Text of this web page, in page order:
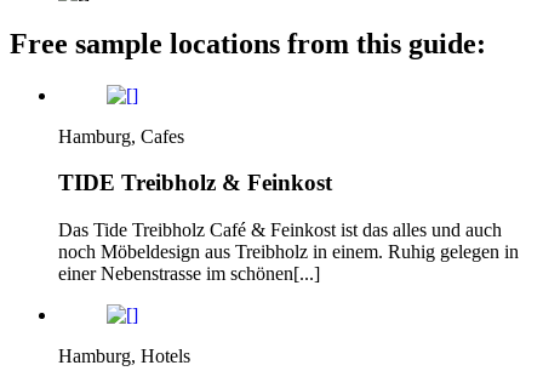
Free sample locations from this guide:
Hamburg, Cafes
TIDE Treibholz & Feinkost
Das Tide Treibholz Café & Feinkost ist das alles und auch
noch Möbeldesign aus Treibholz in einem. Ruhig gelegen in
einer Nebenstrasse im schönen[...]
Hamburg, Hotels